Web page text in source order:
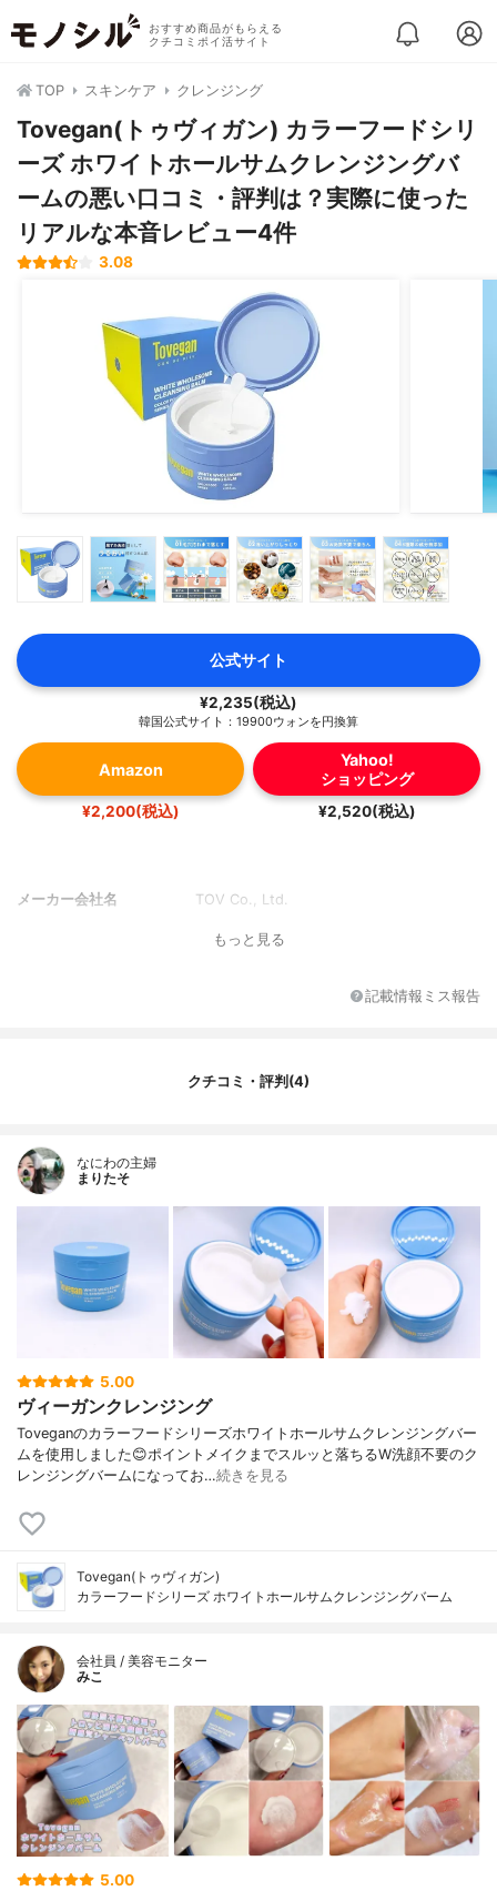
おすすめ商品がもらえる
クチコミポイ活サイト
TOP スキンケア クレンジング
Tovegan(トゥヴィガン) カラーフードシリ
ーズ ホワイトホールサムクレンジングバ
ームの悪い口コミ・評判は？実際に使った
リアルな本音レビュー4件
3.08
公式サイト
¥2,235(税込)
韓国公式サイト：19900ウォンを円換算
Amazon
¥2,200(税込)
Yahoo!
ショッピング
¥2,520(税込)
メーカー会社名 TOV Co., Ltd.
もっと見る
記載情報ミス報告
クチコミ・評判(4)
なにわの主婦
まりたそ
5.00
ヴィーガンクレンジング
Toveganのカラーフードシリーズホワイトホールサムクレンジングバー
ムを使用しました😊ポイントメイクまでスルッと落ちるW洗顔不要のク
レンジングバームになってお…続きを見る
Tovegan(トゥヴィガン)
カラーフードシリーズ ホワイトホールサムクレンジングバーム
会社員 / 美容モニター
みこ
5.00